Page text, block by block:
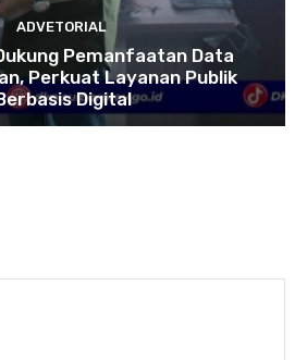
ADVETORIAL
Pemanfaatan Data
Perkuat Layanan Publik
Digital